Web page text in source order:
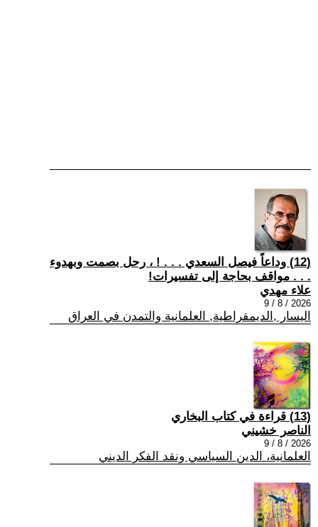
(12) وداعاً فيصل السعدي . . . ! ، رحل بصمت وبهدوء
. . . مواقف بحاجة إلى تفسيرات!
علاء مهدي
2026 / 8 / 9
اليسار ,الديمقراطية, العلمانية والتمدن في العراق
(13) قراءة في كتاب البخاري
الناصر خشيني
2026 / 8 / 9
العلمانية، الدين السياسي ونقد الفكر الديني